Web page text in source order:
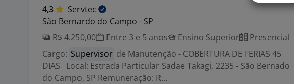
4,3
Servtec
São Bernardo do Campo - SP
R$ 4.250,00
Entre 3 e 5 anos Ensino Superior
Presencial
Cargo: Supervisor de Manutenção - COBERTURA DE FERIAS 45
DIAS Local: Estrada Particular Sadae Takagi, 2235 - São Bernado
do Campo, SP Remuneração: R...